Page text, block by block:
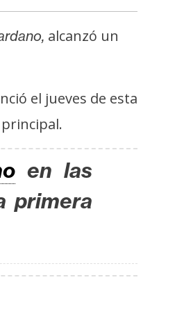
alcanzó un
el jueves de esta
en las
primera